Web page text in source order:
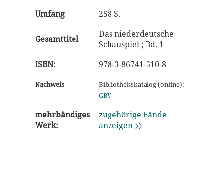
Umfang
258 S.
Gesamttitel
Das niederdeutsche
Schauspiel ; Bd. 1
ISBN:
978-3-86741-610-8
Nachweis
Bibliothekskatalog (online):
GBV
mehrbändiges
Werk:
zugehörige Bände
anzeigen 〉〉